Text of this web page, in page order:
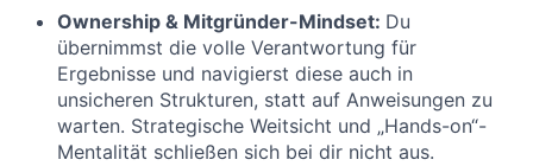
Ownership & Mitgründer-Mindset: Du
übernimmst die volle Verantwortung für
Ergebnisse und navigierst diese auch in
unsicheren Strukturen, statt auf Anweisungen zu
warten. Strategische Weitsicht und „Hands-on“-
Mentalität schließen sich bei dir nicht aus.